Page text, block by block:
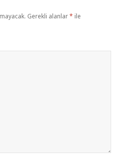
Gerekli alanlar* ile